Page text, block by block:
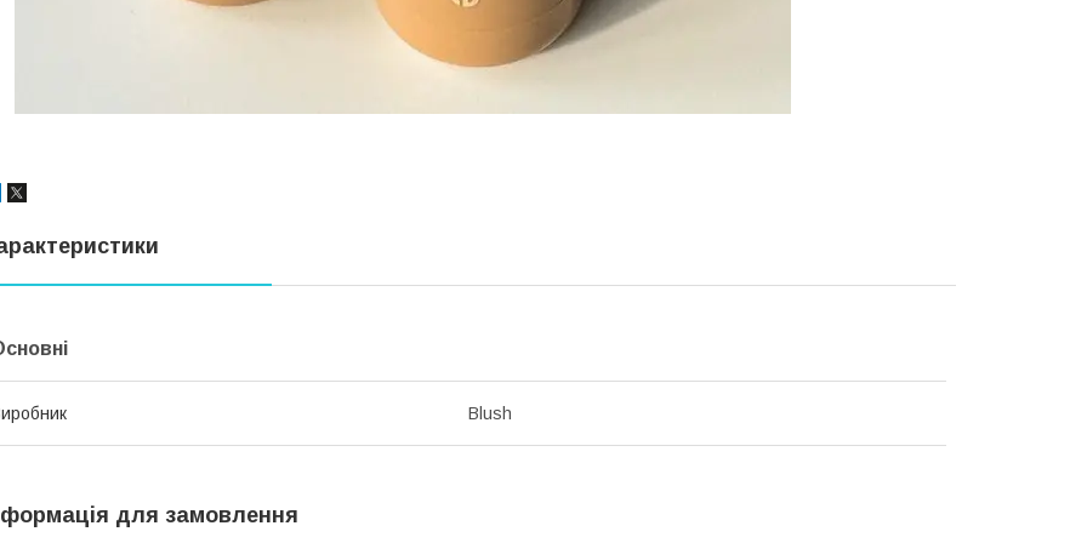
Blush
для замовлення